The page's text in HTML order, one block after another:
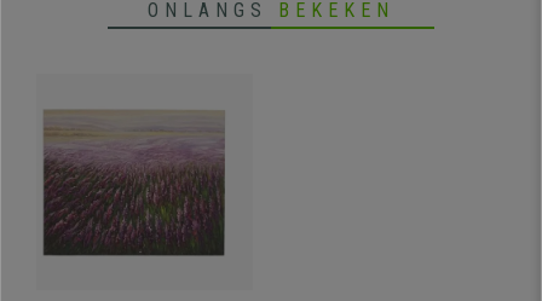
ONLANGS BEKEKEN